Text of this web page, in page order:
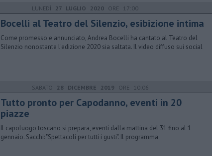
LUNEDÌ 27 LUGLIO 2020ORE 17:00
Bocelli al Teatro del Silenzio, esibizione intima
Come promesso e annunciato, Andrea Bocelli ha cantato al Teatro del
Silenzio nonostante l'edizione 2020 sia saltata. Il video diffuso sui social
SABATO 28 DICEMBRE 2019 ORE 10:06
Tutto pronto per Capodanno, eventi in 20
piazze
Il capoluogo toscano si prepara, eventi dalla mattina del 31 fino al 1
gennaio. Sacchi: "Spettacoli per tutti i gusti". Il programma